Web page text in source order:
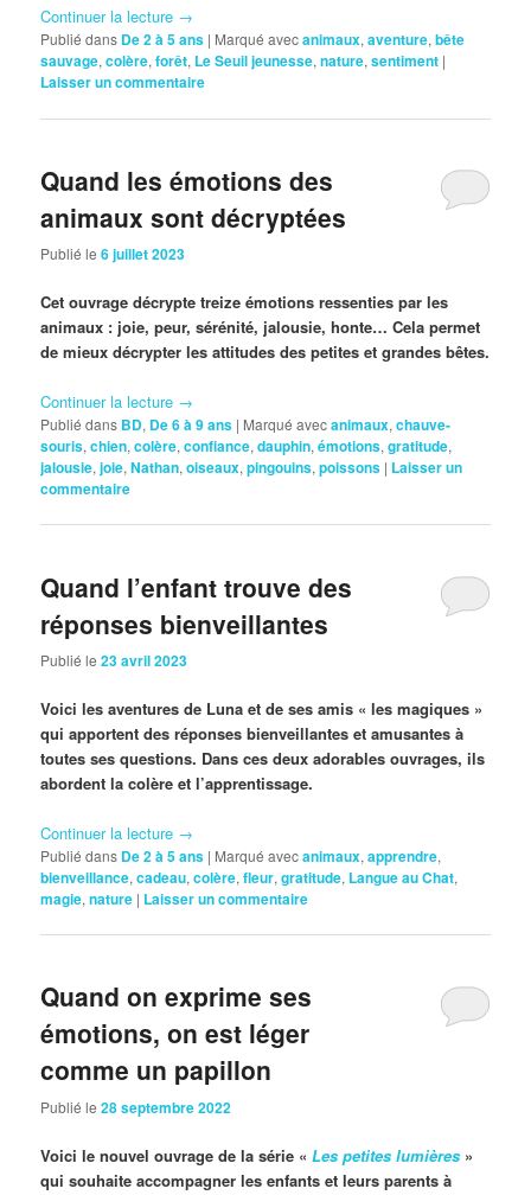
Continuer la lecture →
Publié dans De 2 à 5 ans | Marqué avecanimaux,aventure,bête
sauvage,colère,forêt, Le Seuil jeunesse,nature,sentiment |
Laisser un commentaire
Quand les émotions des
animaux sont décryptées
Publié le6 juillet 2023
Cet ouvrage décrypte treize émotions ressenties par les
animaux : joie, peur, sérénité, jalousie, honte… Cela permet
de mieux décrypter les attitudes des petites et grandes bêtes.
Continuer la lecture →
Publié dans BD, De 6 à 9 ans | Marqué avecanimaux,chauve-
souris,chien,colère,confiance,dauphin,émotions,gratitude,
jalousie,joie,Nathan,oiseaux,pingouins,poissons | Laisser un
commentaire
Quand l’enfant trouve des
réponses bienveillantes
Publié le23 avril 2023
Voici les aventures de Luna et de ses amis « les magiques »
qui apportent des réponses bienveillantes et amusantes à
toutes ses questions. Dans ces deux adorables ouvrages, ils
abordent la colère et l’apprentissage.
Continuer la lecture →
Publié dans De 2 à 5 ans | Marqué avecanimaux,apprendre,
bienveillance,cadeau,colère,fleur,gratitude, Langue au Chat,
magie,nature | Laisser un commentaire
Quand on exprime ses
émotions, on est léger
comme un papillon
Publié le28 septembre 2022
Voici le nouvel ouvrage de la série «Les petites lumières »
qui souhaite accompagner les enfants et leurs parents à